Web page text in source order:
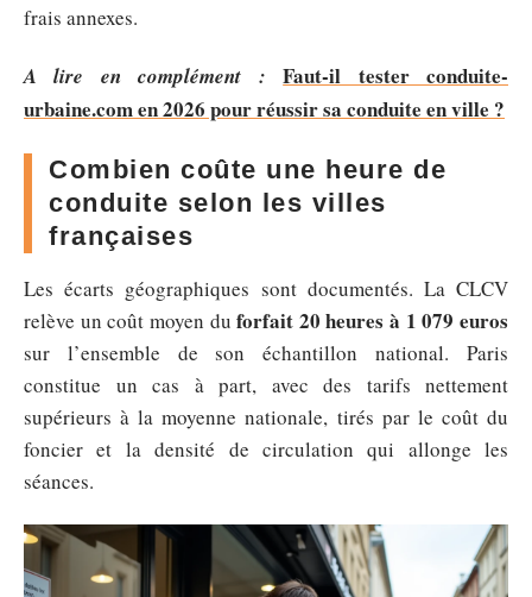
frais annexes.
A lire en complément :
Faut-il tester conduite-
urbaine.com en 2026 pour réussir sa conduite en ville ?
Combien coûte une heure de
conduite selon les villes
françaises
Les écarts géographiques sont documentés. La CLCV
relève un coût moyen duforfait 20 heures à 1 079 euros
sur l’ensemble de son échantillon national. Paris
constitue un cas à part, avec des tarifs nettement
supérieurs à la moyenne nationale, tirés par le coût du
foncier et la densité de circulation qui allonge les
séances.